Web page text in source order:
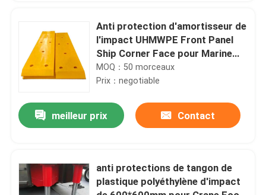
Anti protection d'amortisseur de
l'impact UHMWPE Front Panel
Ship Corner Face pour Marine
Rubber Fender
MOQ：50 morceaux
Prix：negotiable
meilleur prix Contact
anti protections de tangon de
plastique polyéthylène d'impact